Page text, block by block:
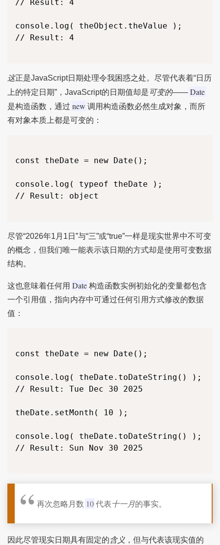
// Result: 4
console.log( theObject.theValue );
// Result: 4
这正是JavaScript日期处理令我困惑之处。尽管代表着“日历
上的特定日期”，JavaScript的日期值却是 可变的—— Date
是构造函数，通过 new 调用构造函数必然生成对象，而所
有对象本质上都是可变的：
const theDate = new Date();
console.log( typeof theDate );
// Result: object
尽管“2026年1月1日”与“三”或“true”一样是现实世界中不可变
的概念，但我们唯一能表示该日期的方式却是使用可变数据
结构。
这也意味着任何用 Date 构造函数实例初始化的变量都包含
一个引用值，指向内存中可通过任何引用方式修改的数据
值：
const theDate = new Date();
console.log( theDate.toDateString() );
// Result: Tue Dec 30 2025
theDate.setMonth( 10 );
console.log( theDate.toDateString() );
// Result: Sun Nov 30 2025
再次忽略月数 10 代表十一月的事实。
因此尽管现实日期具有固定的含义，但与代表该现实值的